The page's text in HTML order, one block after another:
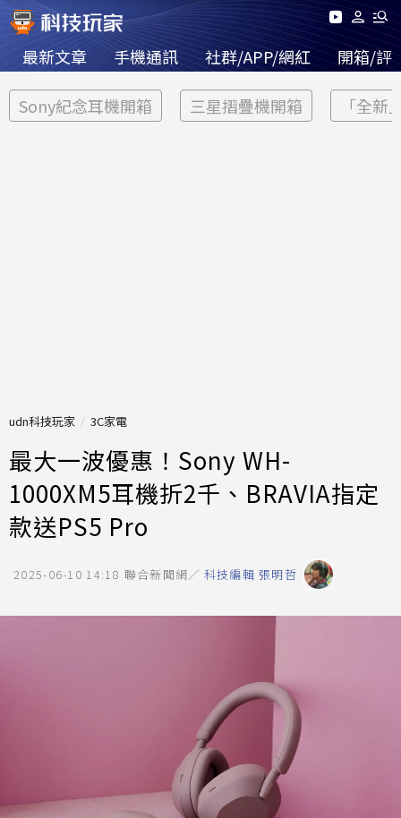
最新文章 手機通訊 社群/APP/網紅 開箱/評
Sony紀念耳機開箱 三星摺疊機開箱 「全新
udn科技玩家 3C家電
最大一波優惠！Sony WH-
1000XM5耳機折2千、BRAVIA指定
款送PS5 Pro
2025-06-10 14:18 聯合新聞網／ 科技編輯 張明哲